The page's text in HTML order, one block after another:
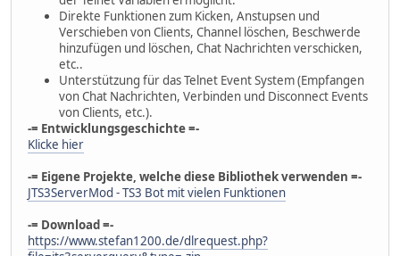
Direkte Funktionen zum Kicken, Anstupsen und
Verschieben von Clients, Channel löschen, Beschwerde
hinzufügen und löschen, Chat Nachrichten verschicken,
etc..
Unterstützung für das Telnet Event System (Empfangen
von Chat Nachrichten, Verbinden und Disconnect Events
von Clients, etc.).
-= Entwicklungsgeschichte =-
Klicke hier
-= Eigene Projekte, welche diese Bibliothek verwenden =-
JTS3ServerMod - TS3 Bot mit vielen Funktionen
-= Download =-
https://www.stefan1200.de/dlrequest.php?